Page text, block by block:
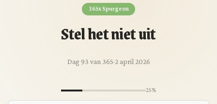
365x Spurgeon
Stel het niet uit
Dag 93 van 365·2 april 2026
25%